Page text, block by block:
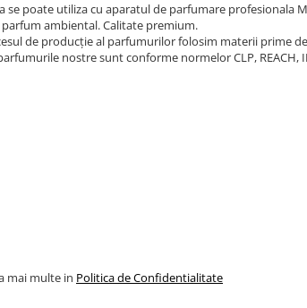
se poate utiliza cu aparatul de parfumare profesionala
parfum ambiental. Calitate premium.
de producție al parfumurilor folosim materii prime
nostre sunt conforme normelor CLP, REACH,
mai multe in Politica de Confidentialitate